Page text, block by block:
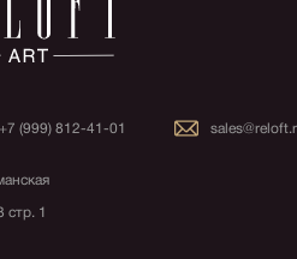
+7 (999) 812-41-01
стр. 1